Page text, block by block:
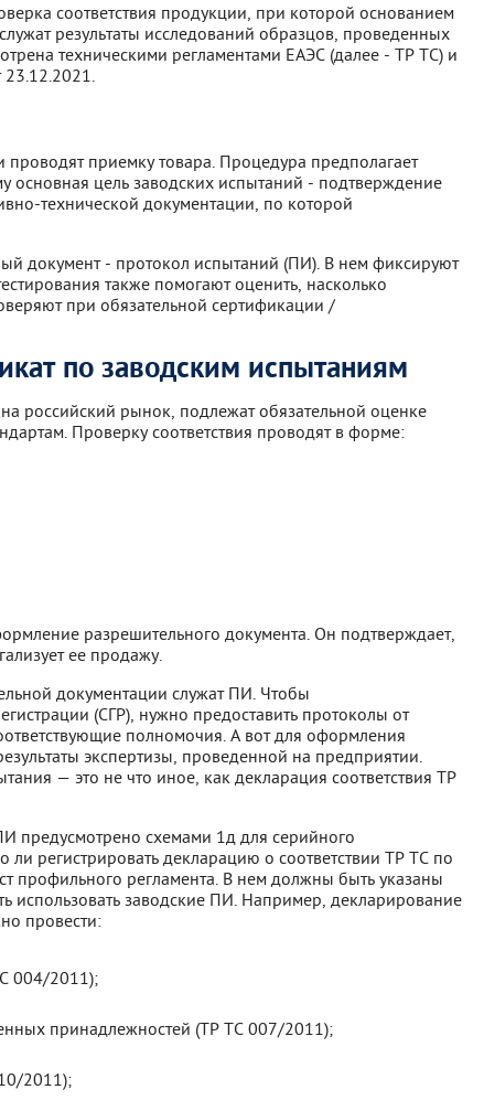
соответствия продукции, при которой основанием
результаты исследований образцов, проведенных
техническими регламентами ЕАЭС (далее - ТР ТС) и
приемку товара. Процедура предполагает
основная цель заводских испытаний - подтверждение
технической документации, по которой
документ - протокол испытаний (ПИ). В нем фиксируют
также помогают оценить, насколько
при обязательной сертификации /
по заводским испытаниям
российский рынок, подлежат обязательной оценке
Проверку соответствия проводят в форме:
разрешительного документа. Он подтверждает,
ее продажу.
документации служат ПИ. Чтобы
(СГР), нужно предоставить протоколы от
полномочия. А вот для оформления
экспертизы, проведенной на предприятии.
— это не что иное, как декларация соответствия ТР
предусмотрено схемами 1д для серийного
регистрировать декларацию о соответствии ТР ТС по
профильного регламента. В нем должны быть указаны
использовать заводские ПИ. Например, декларирование
провести:
004/2011);
принадлежностей (ТР ТС 007/2011);
2011);